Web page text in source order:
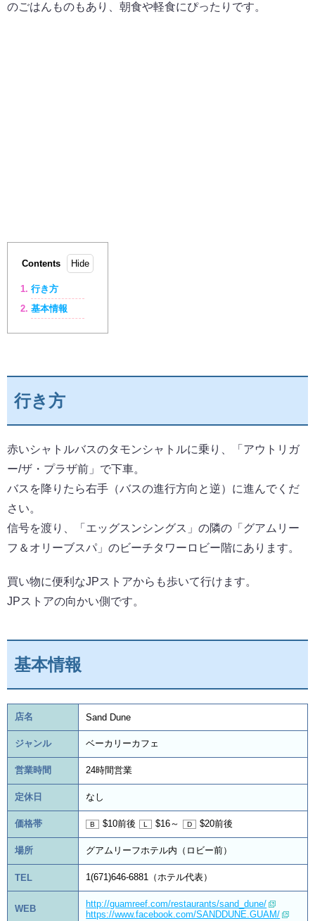
のごはんものもあり、朝食や軽食にぴったりです。
Contents
行き方
基本情報
行き方
赤いシャトルバスのタモンシャトルに乗り、「アウトリガ
ー/ザ・プラザ前」で下車。
バスを降りたら右手（バスの進行方向と逆）に進んでくだ
さい。
信号を渡り、「エッグスンシングス」の隣の「グアムリー
フ＆オリーブスパ」のビーチタワーロビー階にあります。
買い物に便利なJPストアからも歩いて行けます。
JPストアの向かい側です。
基本情報
店名 Sand Dune
ジャンル ベーカリーカフェ
営業時間 24時間営業
定休日 なし
価格帯 $10前後 $16～ $20前後
場所 グアムリーフホテル内（ロビー前）
TEL 1(671)646-6881（ホテル代表）
WEB
http://guamreef.com/restaurants/sand_dune/
https://www.facebook.com/SANDDUNE.GUAM/